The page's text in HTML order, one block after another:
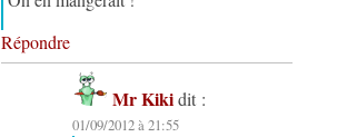
Répondre
Mr Kiki dit :
01/09/2012 à 21:55